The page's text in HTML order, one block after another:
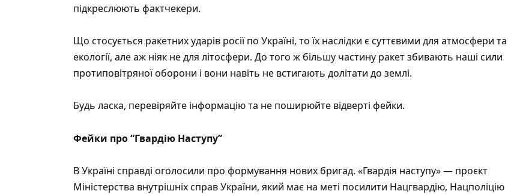
підкреслюють фактчекери.
Що стосується ракетних ударів росії по Україні, то їх наслідки є суттєвими для атмосфери та
екології, але аж ніяк не для літосфери. До того ж більшу частину ракет збивають наші сили
протиповітряної оборони і вони навіть не встигають долітати до землі.
Будь ласка, перевіряйте інформацію та не поширюйте відверті фейки.
Фейки про “Гвардію Наступу”
В Україні справді оголосили про формування нових бригад. «Гвардія наступу» — проєкт
Міністерства внутрішніх справ України, який має на меті посилити Нацгвардію, Нацполіцію